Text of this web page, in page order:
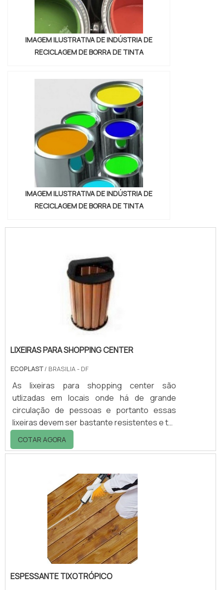
IMAGEM ILUSTRATIVA DE INDÚSTRIA DE
RECICLAGEM DE BORRA DE TINTA
IMAGEM ILUSTRATIVA DE INDÚSTRIA DE
RECICLAGEM DE BORRA DE TINTA
LIXEIRAS PARA SHOPPING CENTER
ECOPLAST/ BRASILIA - DF
As lixeiras para shopping center são
utlizadas em locais onde há de grande
circulação de pessoas e portanto essas
lixeiras devem ser bastante resistentes e ter
elevada capacidade volumétrica para
acondicionamento de resíduos.Informações
madeira plástica, que é uma composição de
resinas plásticas, de alta resistência e com
excelente acabamento, visualmente
semelhante à madeira, também tem sido
usada. Os materiais empregados na
fabricação das lixeiras são: Plás.
COTAR AGORA
ESPESSANTE TIXOTRÓPICO